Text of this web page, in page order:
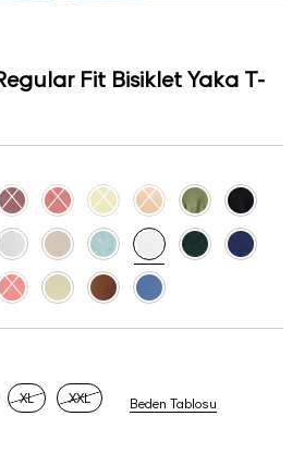
Fit Bisiklet Yaka T-
XL
XXL
Beden Tablosu